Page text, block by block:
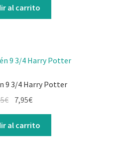
al carrito
9 3/4 Harry Potter
€ 7,95€
al carrito